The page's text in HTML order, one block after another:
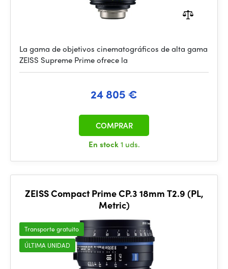
La gama de objetivos cinematográficos de alta gama
ZEISS Supreme Prime ofrece la
24 805 €
En stock1 uds.
COMPRAR
ZEISS Compact Prime CP.3 18mm T2.9 (PL,
Metric)
Transporte gratuito
ÚLTIMA UNIDAD